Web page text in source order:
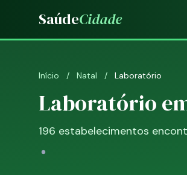
SaúdeCidade
Início / Natal / Laboratório
Laboratório
196 estabelecimentos